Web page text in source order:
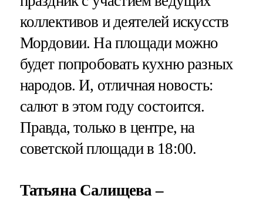
коллективов и деятелей искусств
Мордовии. На площади можно
будет попробовать кухню разных
народов. И, отличная новость:
салют в этом году состоится.
Правда, только в центре, на
советской площади в 18:00.
Татьяна Салищева –